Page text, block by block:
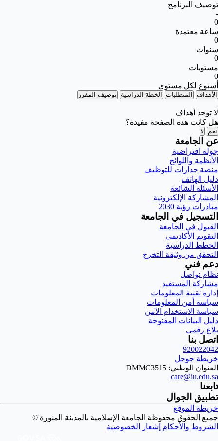
توصيف البرنامج
-
0
ساعة معتمدة
0
سنوات
0
مستويات
0
أسبوع لكل مستوى
الأهداف المتطلبات الخطة الدراسية توصيف المقرر
لا توجد أهداف
هل كانت هذه الصفحة مفيدة؟
نعم لا
عن الجامعة
جولة افتراضية
الأنظمة واللوائح
منصة جدارات للتوظيف
دليل الهاتف
الأسئلة الشائعة
المشاركة الإلكترونية
مبادرات رؤية 2030
التسجيل في الجامعة
القبول في الجامعة
التقويم الأكاديمي
الخطط الدراسية
التحقق من وثيقة التخرج
دعم فني
نظام تواصل
مشاركة المستفيد
إدارة تقنية المعلومات
سياسة أمن المعلومات
سياسة الاستخدام الآمن
دليل البيانات المفتوحة
بلاغ رقمي
اتصل بنا
920022042
خريطة جوجل
العنوان الوطني: DMMC3515
care@iu.edu.sa
تابعنا
تطبيق الجوال
خريطة الموقع
جميع الحقوق محفوظة الجامعة الإسلامية بالمدينة المنورة ©
الشروط والأحكام إشعار الخصوصية